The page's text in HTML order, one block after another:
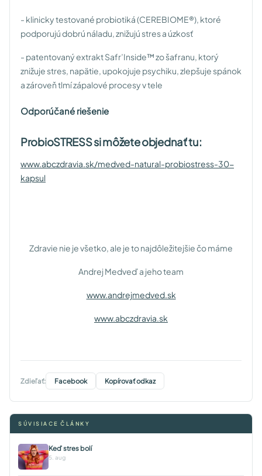
- klinicky testované probiotiká (CEREBIOME®), ktoré
podporujú dobrú náladu, znižujú stres a úzkosť
- patentovaný extrakt Safr’Inside™ zo šafranu, ktorý
znižuje stres, napätie, upokojuje psychiku, zlepšuje spánok
a zároveň tlmí zápalové procesy v tele
Odporúčané riešenie
ProbioSTRESS si môžete objednať tu:
www.abczdravia.sk/medved-natural-probiostress-30-
kapsul
Zdravie nie je všetko, ale je to najdôležitejšie čo máme
Andrej Medveď a jeho team
www.andrejmedved.sk
www.abczdravia.sk
Zdieľať: Facebook Kopírovať odkaz
SÚVISIACE ČLÁNKY
Keď stres bolí
5. aug